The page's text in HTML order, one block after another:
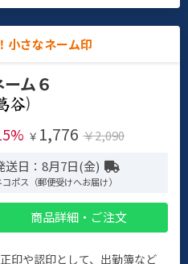
小さなネーム印
ーム６
)
￥ 1,776 ￥2,090
送日：8月7日(金)
コポス（郵便受けへお届け）
商品詳細・ご注文
印や認印として、出勤簿など